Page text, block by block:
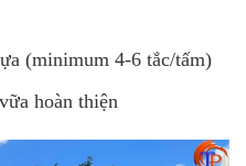
(minimum 4-6 tắc/tấm)
hoàn thiện